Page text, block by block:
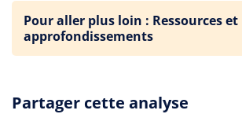
Pour aller plus loin : Ressources et
approfondissements
Partager cette analyse